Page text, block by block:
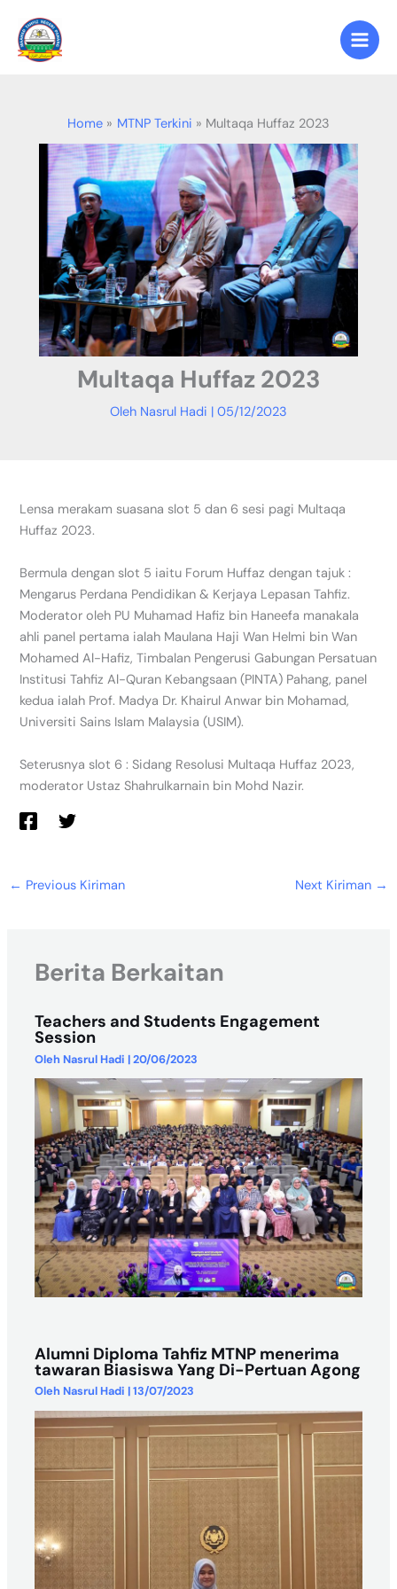
content
Home MTNP Terkini Multaqa Huffaz 2023
Multaqa Huffaz 2023
Oleh Nasrul Hadi | 05/12/2023
Lensa merakam suasana slot 5 dan 6 sesi pagi Multaqa
Huffaz 2023.
Bermula dengan slot 5 iaitu Forum Huffaz dengan tajuk :
Mengarus Perdana Pendidikan & Kerjaya Lepasan Tahfiz.
Moderator oleh PU Muhamad Hafiz bin Haneefa manakala
ahli panel pertama ialah Maulana Haji Wan Helmi bin Wan
Mohamed Al-Hafiz, Timbalan Pengerusi Gabungan Persatuan
Institusi Tahfiz Al-Quran Kebangsaan (PINTA) Pahang, panel
kedua ialah Prof. Madya Dr. Khairul Anwar bin Mohamad,
Universiti Sains Islam Malaysia (USIM).
Seterusnya slot 6 : Sidang Resolusi Multaqa Huffaz 2023,
moderator Ustaz Shahrulkarnain bin Mohd Nazir.
← Previous Kiriman Next Kiriman →
Berita Berkaitan
Teachers and Students Engagement
Session
Oleh Nasrul Hadi |20/06/2023
Alumni Diploma Tahfiz MTNP menerima
tawaran Biasiswa Yang Di-Pertuan Agong
Oleh Nasrul Hadi |13/07/2023